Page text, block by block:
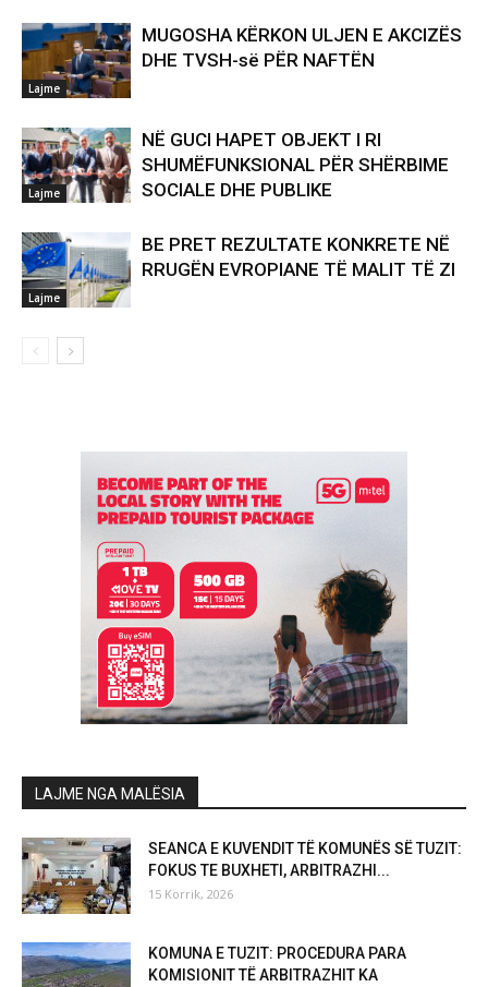
Lajme
MUGOSHA KËRKON ULJEN E AKCIZËS
DHE TVSH-së PËR NAFTËN
Lajme
NË GUCI HAPET OBJEKT I RI
SHUMËFUNKSIONAL PËR SHËRBIME
SOCIALE DHE PUBLIKE
Lajme
BE PRET REZULTATE KONKRETE NË
RRUGËN EVROPIANE TË MALIT TË ZI
LAJME NGA MALËSIA
SEANCA E KUVENDIT TË KOMUNËS SË TUZIT:
FOKUS TE BUXHETI, ARBITRAZHI...
15 Korrik, 2026
KOMUNA E TUZIT: PROCEDURA PARA
KOMISIONIT TË ARBITRAZHIT KA